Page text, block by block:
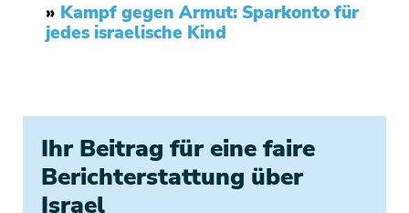
» Kampf gegen Armut: Sparkonto für
jedes israelische Kind
Ihr Beitrag für eine faire
Berichterstattung über
Israel